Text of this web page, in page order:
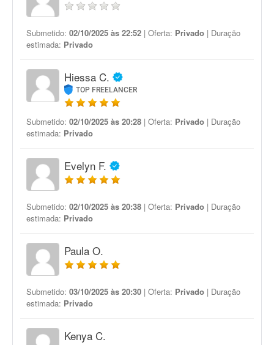
Submetido: 02/10/2025 às 22:52 | Oferta: Privado | Duração
estimada: Privado
Hiessa C.
TOP FREELANCER
Submetido: 02/10/2025 às 20:28 | Oferta: Privado | Duração
estimada: Privado
Evelyn F.
Submetido: 02/10/2025 às 20:38 | Oferta: Privado | Duração
estimada: Privado
Paula O.
Submetido: 03/10/2025 às 20:30 | Oferta: Privado | Duração
estimada: Privado
Kenya C.